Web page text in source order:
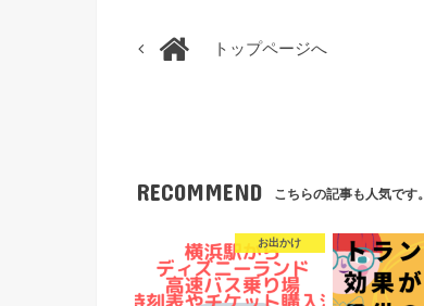
トップページへ
RECOMMEND こちらの記事も人気です。
お出かけ